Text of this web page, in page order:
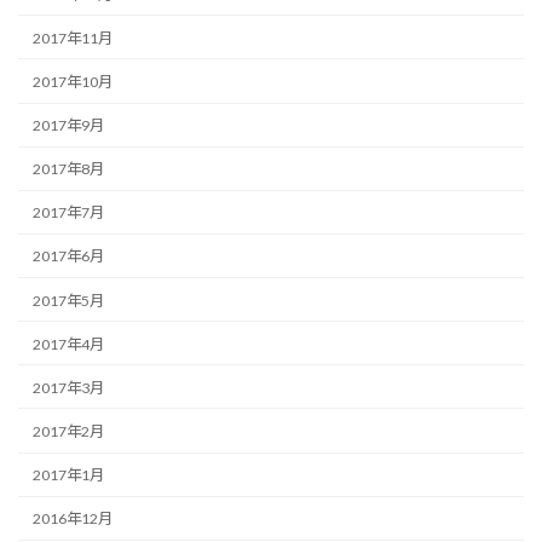
2017年11月
2017年10月
2017年9月
2017年8月
2017年7月
2017年6月
2017年5月
2017年4月
2017年3月
2017年2月
2017年1月
2016年12月